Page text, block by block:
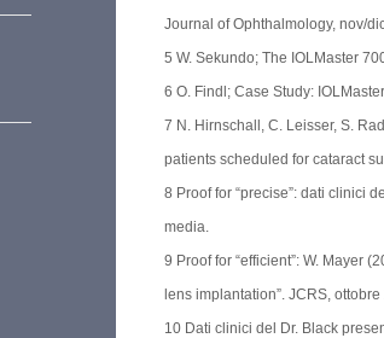
Journal of Ophthalmology, nov/
5 W. Sekundo; The IOLMaster
6 O. Findl; Case Study:
7 N. Hirnschall, C. Leisser, S.
patients scheduled for cataract
8 Proof for “precise”: dati clinici
media.
9 Proof for “efficient”: W. Mayer
lens implantation”. JCRS, ottobre
10 Dati clinici del Dr. Black